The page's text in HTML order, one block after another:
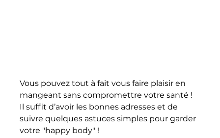
Vous pouvez tout à fait vous faire plaisir en
mangeant sans compromettre votre santé !
Il suffit d’avoir les bonnes adresses et de
suivre quelques astuces simples pour garder
votre "happy body" !